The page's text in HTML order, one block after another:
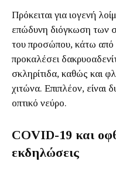
Πρόκειται για ιογενή
επώδυνη διόγκωση των
του προσώπου, κάτω από
προκαλέσει
σκληρίτιδα, καθώς και
χιτώνα. Επιπλέον, είναι
οπτικό νεύρο.
COVID-19 και
εκδηλώσεις